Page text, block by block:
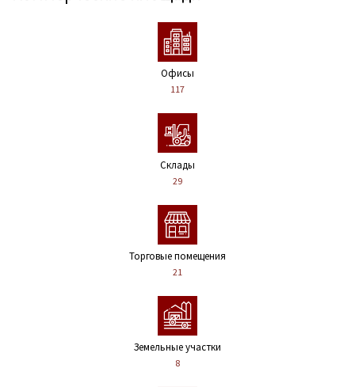
Офисы
117
Склады
29
Торговые помещения
21
Земельные участки
8